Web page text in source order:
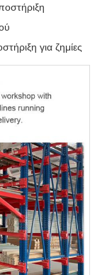
για ζημίες